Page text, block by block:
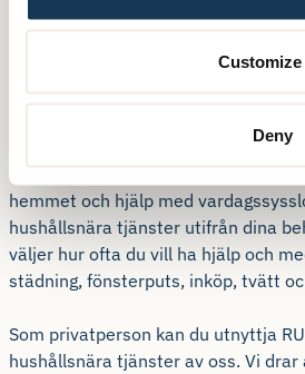
Customize
Deny
Hushållsnära tjänster
och önskemål
För dig som vill ha service utöver
inte har något bistånd alls, kan vi
hemmet och hjälp med
hushållsnära tjänster utifrån dina
väljer hur ofta du vill ha hjälp och
städning, fönsterputs, inköp, tvätt
Som privatperson kan du utnyttja
hushållsnära tjänster av oss. Vi